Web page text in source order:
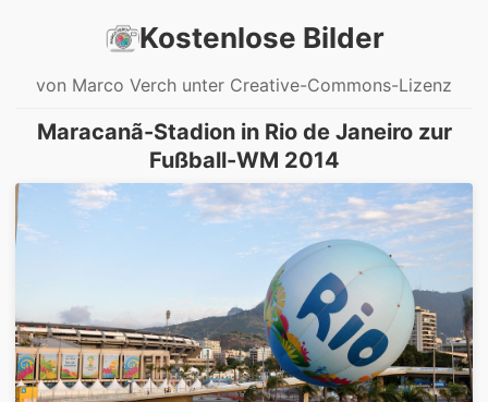
Kostenlose Bilder
von Marco Verch unter Creative-Commons-Lizenz
Maracanã-Stadion in Rio de Janeiro zur
Fußball-WM 2014